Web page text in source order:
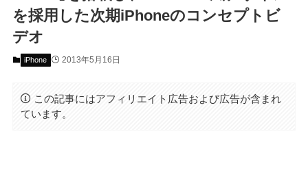
を採用した次期iPhoneのコンセプトビ
デオ
iPhone 2013年5月16日
この記事にはアフィリエイト広告および広告が含まれ
ています。